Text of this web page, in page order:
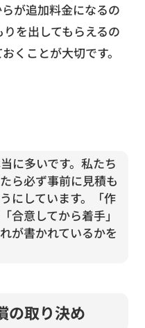
が追加料金になるの
を出してもらえるの
くことが大切です。
に多いです。私たち
ら必ず事前に見積も
にしています。「作
合意してから着手」
が書かれているかを
の取り決め